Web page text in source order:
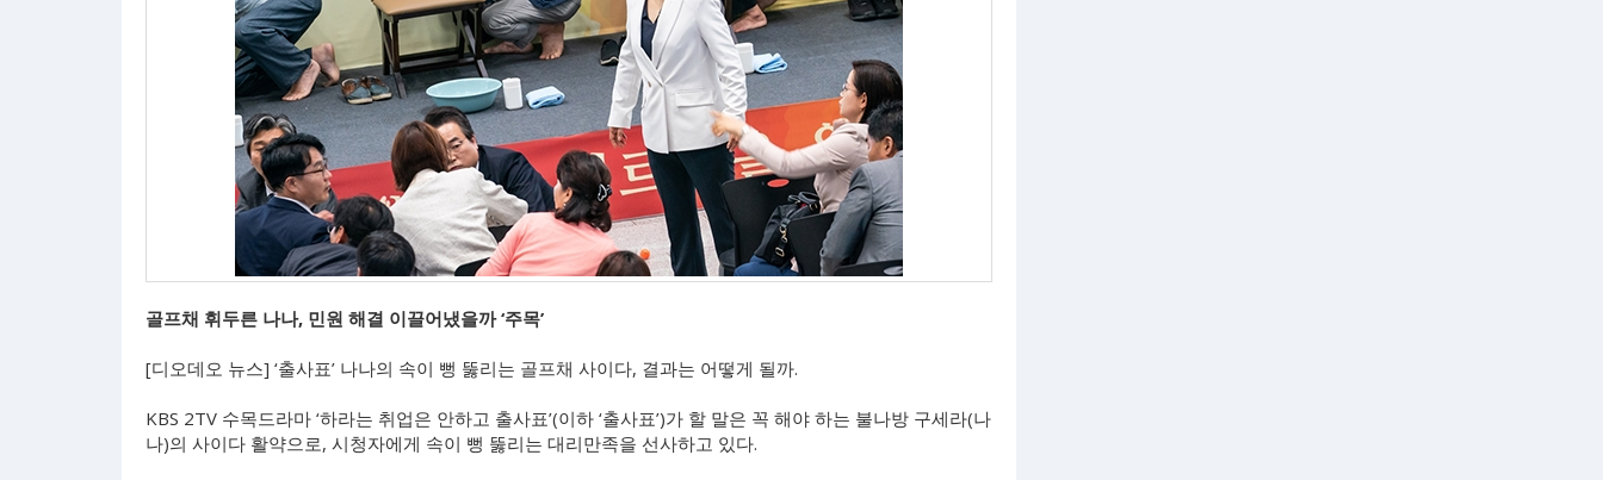
골프채 휘두른 나나, 민원 해결 이끌어냈을까 ‘주목’
[디오데오 뉴스] ‘출사표’ 나나의 속이 뻥 뚫리는 골프채 사이다, 결과는 어떻게 될까.
KBS 2TV 수목드라마 ‘하라는 취업은 안하고 출사표’(이하 ‘출사표’)가 할 말은 꼭 해야 하는 불나방 구세라(나
나)의 사이다 활약으로, 시청자에게 속이 뻥 뚫리는 대리만족을 선사하고 있다.